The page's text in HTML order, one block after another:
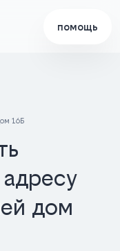
помощь
16Б
дом